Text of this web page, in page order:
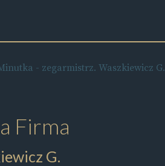
- zegarmistrz. Waszkiewicz G.
Firma
G.